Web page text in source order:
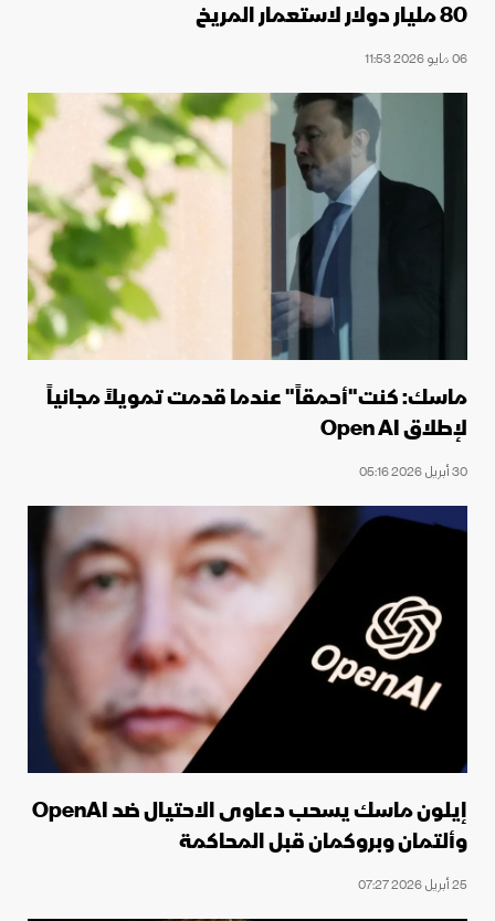
80 مليار دولار لاستعمار المريخ
06 مايو 2026 11:53
ماسك: كنت"أحمقاً" عندما قدمت تمويلاً مجانياً
لإطلاق Open AI
30 أبريل 2026 05:16
إيلون ماسك يسحب دعاوى الاحتيال ضد OpenAI
وألتمان وبروكمان قبل المحاكمة
25 أبريل 2026 07:27